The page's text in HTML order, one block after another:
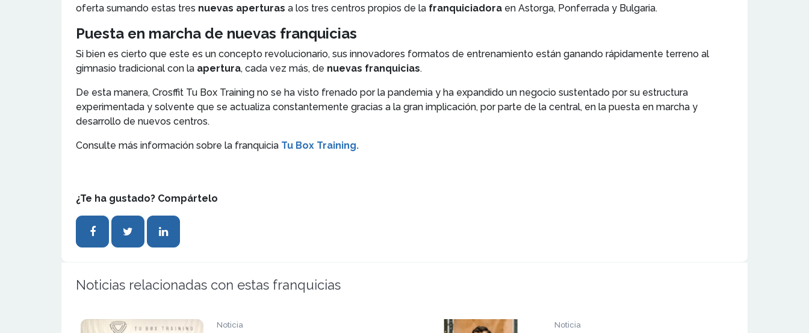
oferta sumando estas tres nuevas aperturas a los tres centros propios de la franquiciadora en Astorga, Ponferrada y Bulgaria.
Puesta en marcha de nuevas franquicias
Si bien es cierto que este es un concepto revolucionario, sus innovadores formatos de entrenamiento están ganando rápidamente terreno al
gimnasio tradicional con la apertura, cada vez más, de nuevas franquicias.
De esta manera, Crosffit Tu Box Training no se ha visto frenado por la pandemia y ha expandido un negocio sustentado por su estructura
experimentada y solvente que se actualiza constantemente gracias a la gran implicación, por parte de la central, en la puesta en marcha y
desarrollo de nuevos centros.
Consulte más información sobre la franquicia Tu Box Training.
¿Te ha gustado? Compártelo
Noticias relacionadas con estas franquicias
Noticia Noticia